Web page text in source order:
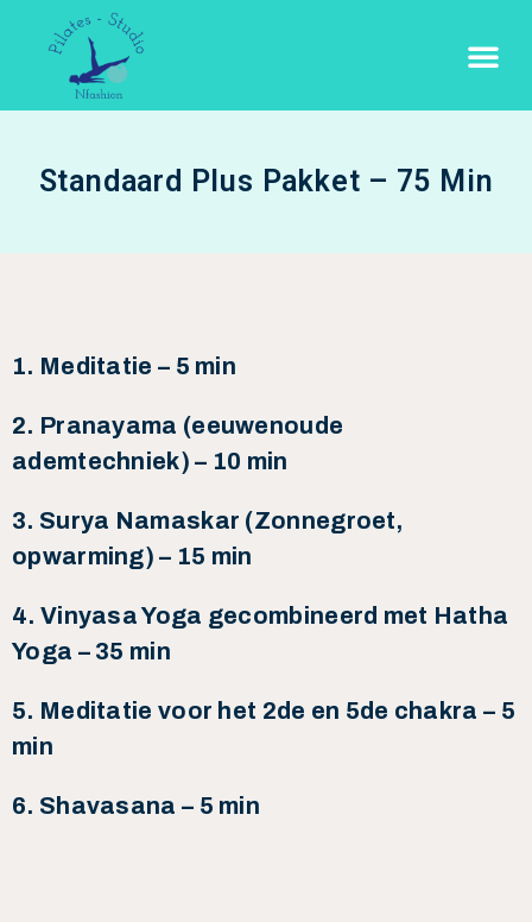
Standaard Plus Pakket – 75 Min
1. Meditatie – 5 min
2. Pranayama (eeuwenoude
ademtechniek) – 10 min
3. Surya Namaskar (Zonnegroet,
opwarming) – 15 min
4. Vinyasa Yoga gecombineerd met Hatha
Yoga – 35 min
5. Meditatie voor het 2de en 5de chakra – 5
min
6. Shavasana – 5 min